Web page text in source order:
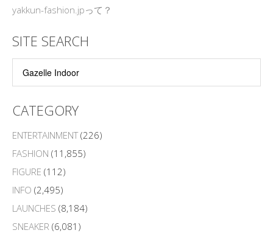
yakkun-fashion.jpって？
SITE SEARCH
CATEGORY
ENTERTAINMENT(226)
FASHION (11,855)
FIGURE (112)
INFO (2,495)
LAUNCHES (8,184)
SNEAKER (6,081)